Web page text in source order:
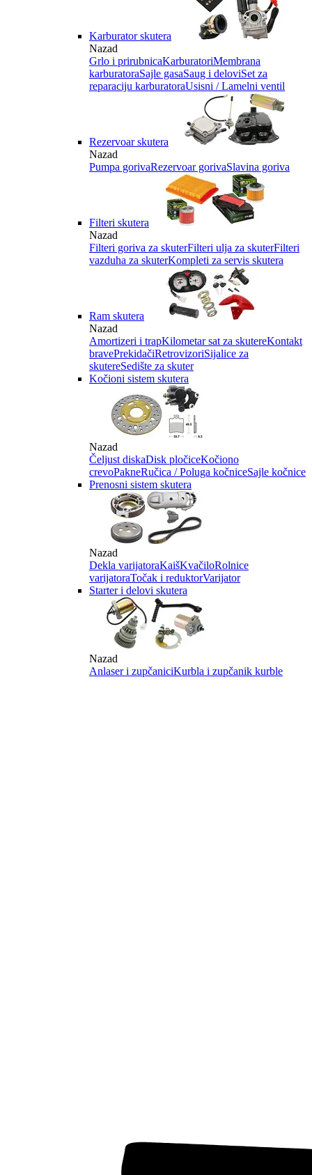
Karburator skutera
Nazad
Grlo i prirubnicaKarburatoriMembrana
karburatoraSajle gasaSaug i deloviSet za
reparaciju karburatoraUsisni / Lamelni ventil
Rezervoar skutera
Nazad
Pumpa gorivaRezervoar gorivaSlavina goriva
Filteri skutera
Nazad
Filteri goriva za skuterFilteri ulja za skuterFilteri
vazduha za skuterKompleti za servis skutera
Ram skutera
Nazad
Amortizeri i trapKilometar sat za skutereKontakt
bravePrekidačiRetrovizoriSijalice za
skutereSedište za skuter
Kočioni sistem skutera
Nazad
Čeljust diskaDisk pločiceKočiono
crevoPakneRučica / Poluga kočniceSajle kočnice
Prenosni sistem skutera
Nazad
Dekla varijatoraKaišKvačiloRolnice
varijatoraTočak i reduktorVarijator
Starter i delovi skutera
Nazad
Anlaser i zupčaniciKurbla i zupčanik kurble